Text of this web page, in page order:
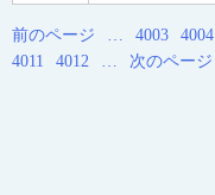
前のページ … 4003 4004
4011
4012 … 次のページ